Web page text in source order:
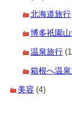
北海道旅行
博多祇園
温泉旅行
箱根へ温
美容 (4)